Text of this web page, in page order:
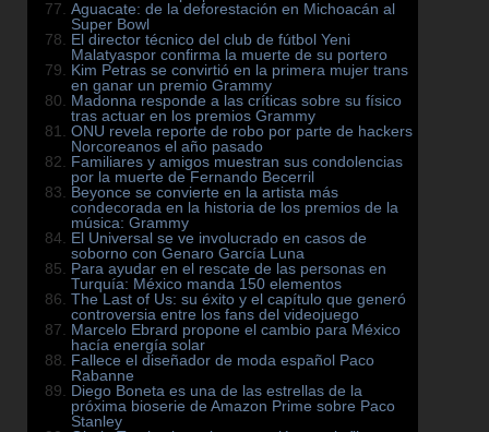
Aguacate: de la deforestación en Michoacán al
Super Bowl
El director técnico del club de fútbol Yeni
Malatyaspor confirma la muerte de su portero
Kim Petras se convirtió en la primera mujer trans
en ganar un premio Grammy
Madonna responde a las críticas sobre su físico
tras actuar en los premios Grammy
ONU revela reporte de robo por parte de hackers
Norcoreanos el año pasado
Familiares y amigos muestran sus condolencias
por la muerte de Fernando Becerril
Beyonce se convierte en la artista más
condecorada en la historia de los premios de la
música: Grammy
El Universal se ve involucrado en casos de
soborno con Genaro García Luna
Para ayudar en el rescate de las personas en
Turquía: México manda 150 elementos
The Last of Us: su éxito y el capítulo que generó
controversia entre los fans del videojuego
Marcelo Ebrard propone el cambio para México
hacía energía solar
Fallece el diseñador de moda español Paco
Rabanne
Diego Boneta es una de las estrellas de la
próxima bioserie de Amazon Prime sobre Paco
Stanley